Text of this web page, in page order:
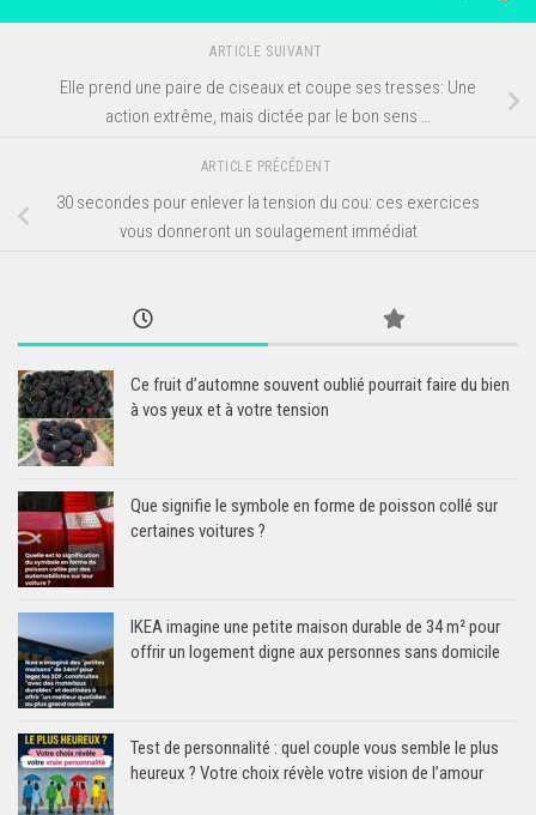
ARTICLE SUIVANT
Elle prend une paire de ciseaux et coupe ses tresses: Une
action extrême, mais dictée par le bon sens …
ARTICLE PRÉCÉDENT
30 secondes pour enlever la tension du cou: ces exercices
vous donneront un soulagement immédiat
Ce fruit d’automne souvent oublié pourrait faire du bien
à vos yeux et à votre tension
Que signifie le symbole en forme de poisson collé sur
certaines voitures ?
IKEA imagine une petite maison durable de 34 m² pour
offrir un logement digne aux personnes sans domicile
Test de personnalité : quel couple vous semble le plus
heureux ? Votre choix révèle votre vision de l’amour